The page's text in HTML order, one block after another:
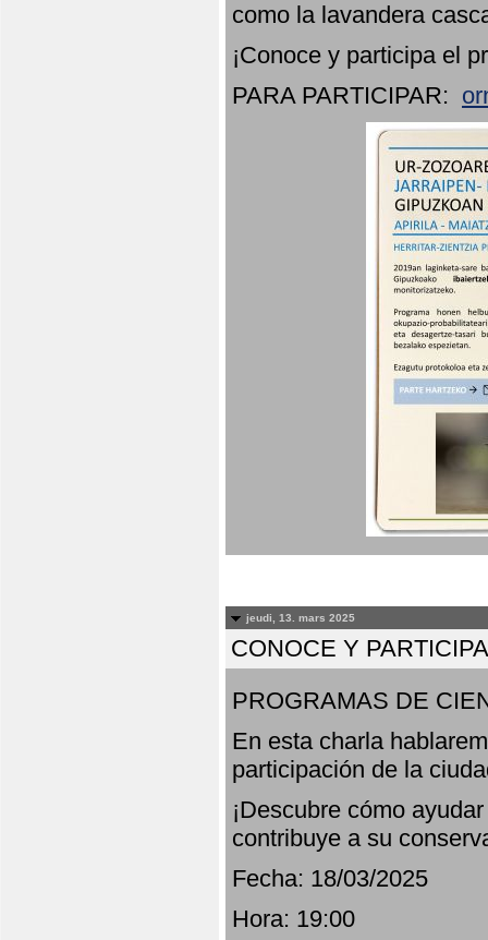
como la lavandera
¡Conoce y participa el
PARA PARTICIPAR:
jeudi, 13. mars 2025
CONOCE Y
PROGRAMAS DE
En esta charla
participación de la
¡Descubre cómo
contribuye a su
Fecha: 18/03/2025
Hora: 19:00